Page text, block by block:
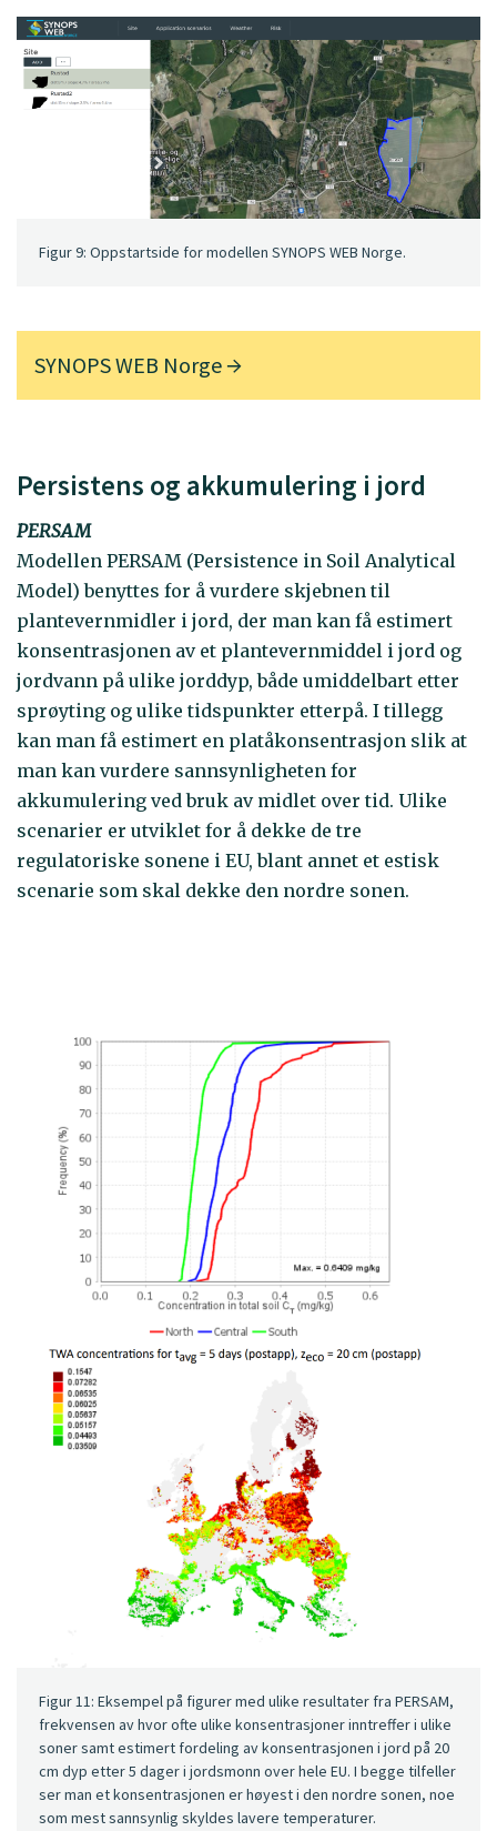
SYNOPS WEB Norge
Figur 9: Oppstartside for modellen SYNOPS WEB Norge.
Persistens og akkumulering i jord
PERSAM
Modellen PERSAM (Persistence in Soil Analytical
Model) benyttes for å vurdere skjebnen til
plantevernmidler i jord, der man kan få estimert
konsentrasjonen av et plantevernmiddel i jord og
jordvann på ulike jorddyp, både umiddelbart etter
sprøyting og ulike tidspunkter etterpå. I tillegg
kan man få estimert en platåkonsentrasjon slik at
man kan vurdere sannsynligheten for
akkumulering ved bruk av midlet over tid. Ulike
scenarier er utviklet for å dekke de tre
regulatoriske sonene i EU, blant annet et estisk
scenarie som skal dekke den nordre sonen.
Figur 11: Eksempel på figurer med ulike resultater fra PERSAM,
frekvensen av hvor ofte ulike konsentrasjoner inntreffer i ulike
soner samt estimert fordeling av konsentrasjonen i jord på 20
cm dyp etter 5 dager i jordsmonn over hele EU. I begge tilfeller
ser man et konsentrasjonen er høyest i den nordre sonen, noe
som mest sannsynlig skyldes lavere temperaturer.